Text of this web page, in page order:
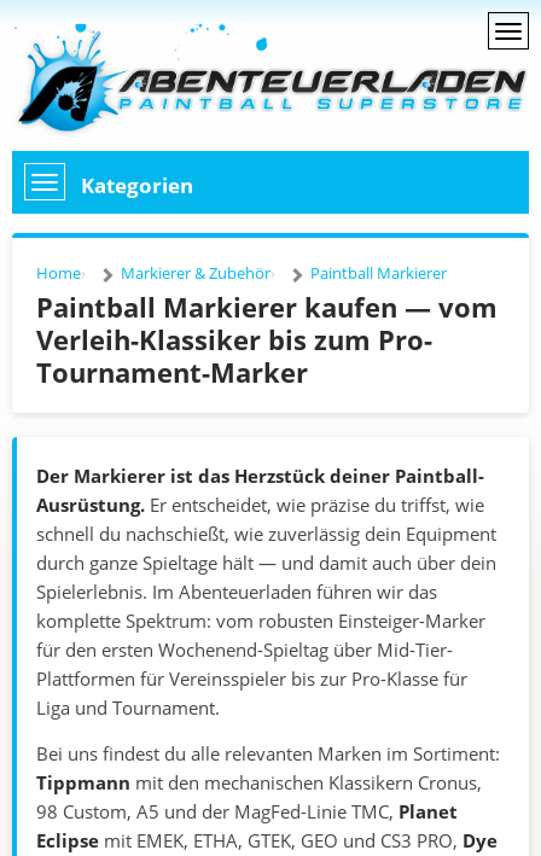
Kategorien
Home Markierer & Zubehör Paintball Markierer
Paintball Markierer kaufen — vom
Verleih-Klassiker bis zum Pro-
Tournament-Marker
Der Markierer ist das Herzstück deiner Paintball-
Ausrüstung. Er entscheidet, wie präzise du triffst, wie
schnell du nachschießt, wie zuverlässig dein Equipment
durch ganze Spieltage hält — und damit auch über dein
Spielerlebnis. Im Abenteuerladen führen wir das
komplette Spektrum: vom robusten Einsteiger-Marker
für den ersten Wochenend-Spieltag über Mid-Tier-
Plattformen für Vereinsspieler bis zur Pro-Klasse für
Liga und Tournament.
Bei uns findest du alle relevanten Marken im Sortiment:
Tippmann mit den mechanischen Klassikern Cronus,
98 Custom, A5 und der MagFed-Linie TMC, Planet
Eclipse mit EMEK, ETHA, GTEK, GEO und CS3 PRO, Dye